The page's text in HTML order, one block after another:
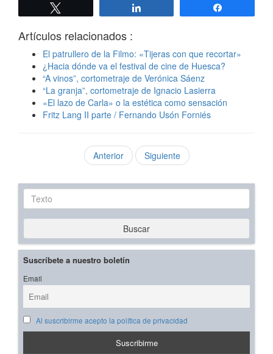
Artículos relacionados :
El patrullero de la Filmo: «Tijeras con que recortar»
¿Hacia dónde va el festival de cine de Huesca?
“A vinos”, cortometraje de Verónica Sáenz
“La granja”, cortometraje de Ignacio Lasierra
«El lazo de Carla» o la estética como sensación
Fritz Lang II parte / Fernando Usón Forniés
Anterior Siguiente
Texto
Buscar
Suscríbete a nuestro boletín
Email
Al suscribirme acepto la política de privacidad